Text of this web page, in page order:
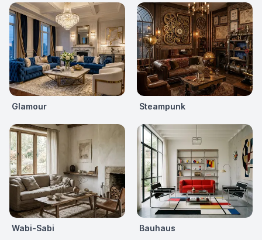
Glamour Steampunk
Wabi-Sabi Bauhaus